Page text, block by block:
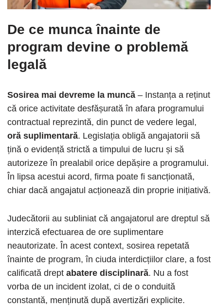
De ce munca înainte de
program devine o problemă
legală
Sosirea mai devreme la muncă – Instanța a reținut
că orice activitate desfășurată în afara programului
contractual reprezintă, din punct de vedere legal,
oră suplimentară. Legislația obligă angajatorii să
țină o evidență strictă a timpului de lucru și să
autorizeze în prealabil orice depășire a programului.
În lipsa acestui acord, firma poate fi sancționată,
chiar dacă angajatul acționează din proprie inițiativă.
Judecătorii au subliniat că angajatorul are dreptul să
interzică efectuarea de ore suplimentare
neautorizate. În acest context, sosirea repetată
înainte de program, în ciuda interdicțiilor clare, a fost
calificată drept abatere disciplinară. Nu a fost
vorba de un incident izolat, ci de o conduită
constantă, menținută după avertizări explicite.